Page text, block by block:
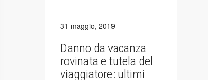
31 maggio, 2019
Danno da vacanza
rovinata e tutela del
viaggiatore: ultimi